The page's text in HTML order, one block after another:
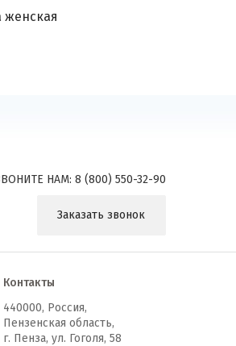
женская
НАМ: 8 (800) 550-32-90
Заказать звонок
Контакты
440000, Россия,
Пензенская область,
г. Пенза, ул. Гоголя, 58